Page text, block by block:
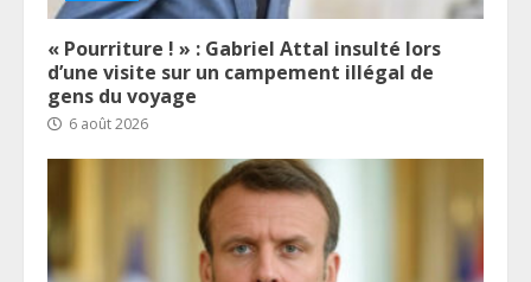
« Pourriture ! » : Gabriel Attal insulté lors
d’une visite sur un campement illégal de
gens du voyage
6 août 2026